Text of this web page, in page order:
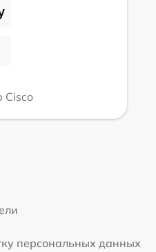
Cisco
персональных данных